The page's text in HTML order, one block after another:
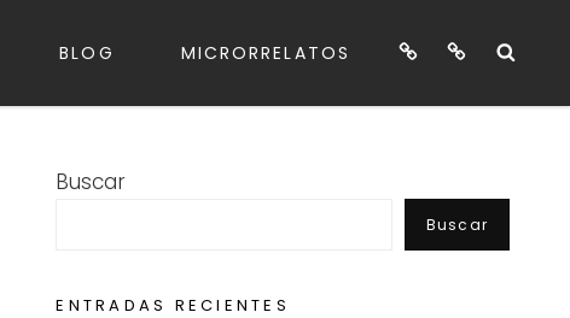
BLOG MICRORRELATOS Blog Microrrelatos
Buscar
Buscar
ENTRADAS RECIENTES